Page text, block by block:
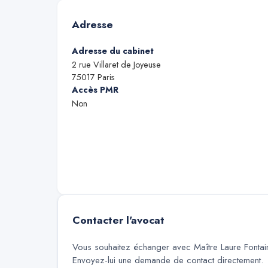
Adresse
Adresse du cabinet
2 rue Villaret de Joyeuse
75017 Paris
Accès PMR
Non
Contacter l'avocat
Vous souhaitez échanger avec Maître Laure
Envoyez-lui une demande de contact directement.